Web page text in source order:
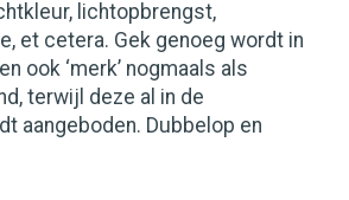
lichtopbrengst,
et cetera. Gek genoeg wordt in
ook ‘merk’ nogmaals als
terwijl deze al in de
aangeboden. Dubbelop en